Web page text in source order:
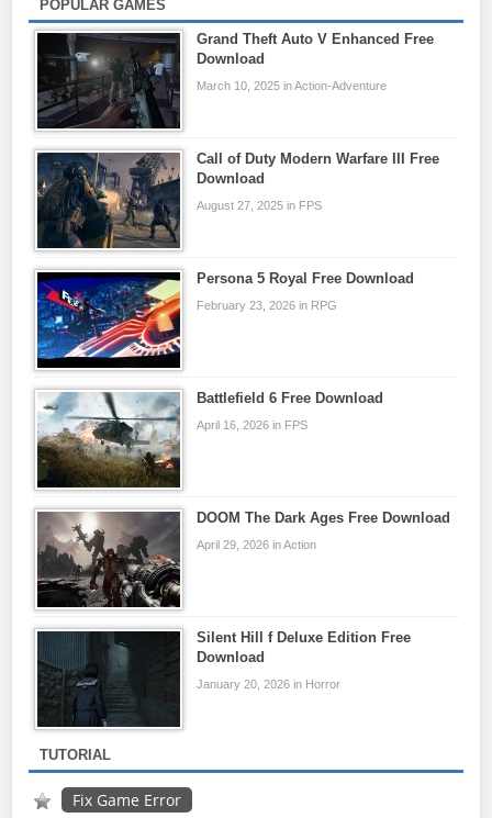
POPULAR GAMES
Grand Theft Auto V Enhanced Free
Download
March 10, 2025 in Action-Adventure
Call of Duty Modern Warfare III Free
Download
August 27, 2025 in FPS
Persona 5 Royal Free Download
February 23, 2026 in RPG
Battlefield 6 Free Download
April 16, 2026 in FPS
DOOM The Dark Ages Free Download
April 29, 2026 in Action
Silent Hill f Deluxe Edition Free
Download
January 20, 2026 in Horror
TUTORIAL
Fix Game Error